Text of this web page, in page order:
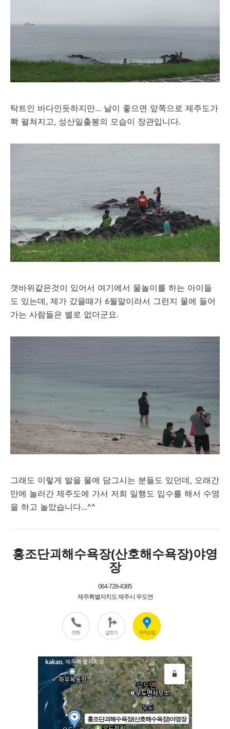
탁트인 바다인듯하지만... 날이 좋으면 앞쪽으로 제주도가
쫙 펼쳐지고, 성산일출봉의 모습이 장관입니다.
갯바위같은것이 있어서 여기에서 물놀이를 하는 아이들
도 있는데, 제가 갔을때가 6월말이라서 그런지 물에 들어
가는 사람들은 별로 없더군요.
그래도 이렇게 발을 물에 담그시는 분들도 있던데, 오래간
만에 놀러간 제주도에 가서 저희 일행도 입수를 해서 수영
을 하고 놀았습니다...^^